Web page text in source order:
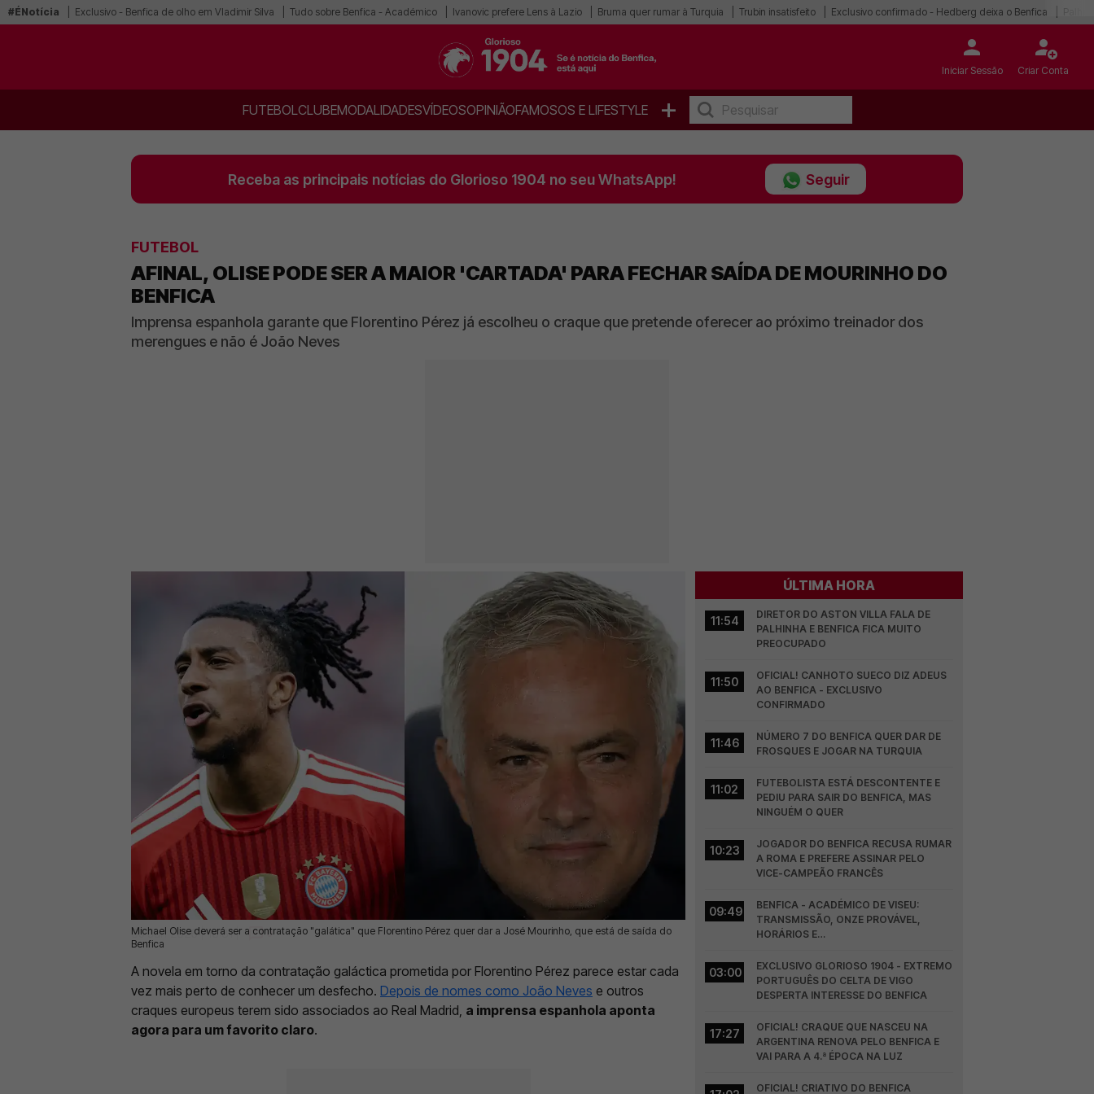
#ÉNotícia Exclusivo - Benfica de olho em Vladimir Silva Tudo sobre Benfica - Académico Ivanovic prefere Lens à Lazio Bruma quer rumar à Turquia Trubin insatisfeito Exclusivo confirmado - Hedberg deixa o Benfica
Iniciar Sessão Criar Conta
FUTEBOLCLUBEMODALIDADESVÍDEOSOPINIÃOFAMOSOS E LIFESTYLE +
Receba as principais notícias do Glorioso 1904 no seu WhatsApp! Seguir
FUTEBOL
AFINAL, OLISE PODE SER A MAIOR 'CARTADA' PARA FECHAR SAÍDA DE MOURINHO DO
BENFICA
Imprensa espanhola garante que Florentino Pérez já escolheu o craque que pretende oferecer ao próximo treinador dos
merengues e não é João Neves
Michael Olise deverá ser a contratação "galática" que Florentino Pérez quer dar a José Mourinho, que está de saída do
Benfica
05 Jun 2026 | 16:31 | 0
A novela em torno da contratação galáctica prometida por Florentino Pérez parece estar cada
vez mais perto de conhecer um desfecho. Depois de nomes como João Neves e outros
craques europeus terem sido associados ao Real Madrid, a imprensa espanhola aponta
agora para um favorito claro.
ÚLTIMA HORA
11:54
DIRETOR DO ASTON VILLA FALA DE
PALHINHA E BENFICA FICA MUITO
PREOCUPADO
11:50
OFICIAL! CANHOTO SUECO DIZ ADEUS
AO BENFICA - EXCLUSIVO
CONFIRMADO
11:46
NÚMERO 7 DO BENFICA QUER DAR DE
FROSQUES E JOGAR NA TURQUIA
11:02
FUTEBOLISTA ESTÁ DESCONTENTE E
PEDIU PARA SAIR DO BENFICA, MAS
NINGUÉM O QUER
10:23
JOGADOR DO BENFICA RECUSA RUMAR
A ROMA E PREFERE ASSINAR PELO
VICE-CAMPEÃO FRANCÊS
09:49
BENFICA - ACADÉMICO DE VISEU:
TRANSMISSÃO, ONZE PROVÁVEL,
HORÁRIOS E…
03:00
EXCLUSIVO GLORIOSO 1904 - EXTREMO
PORTUGUÊS DO CELTA DE VIGO
DESPERTA INTERESSE DO BENFICA
17:27
OFICIAL! CRAQUE QUE NASCEU NA
ARGENTINA RENOVA PELO BENFICA E
VAI PARA A 4.ª ÉPOCA NA LUZ
OFICIAL! CRIATIVO DO BENFICA